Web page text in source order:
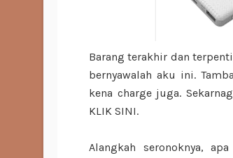
Barang terakhir dan
bernyawalah aku ini.
kena charge juga.
KLIK SINI.
Alangkah seronoknya,